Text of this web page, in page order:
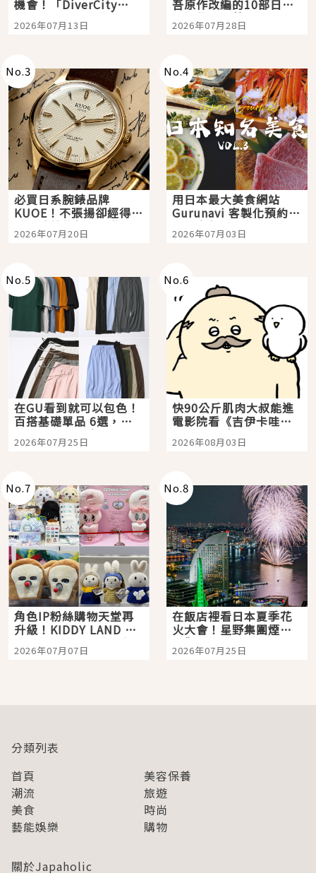
機會！「DiverCity
Tokyo Plaza」搭船、
購物、美食及夜景，一
2026年07月13日
吾原作改編的10部日本
影視作品推薦
2026年07月28日
No.3
必買日系腕錶品牌
KUOE！不張揚卻經得起
時間洗鍊的經典之作五
選
2026年07月20日
No.4
用日本最大美食網站
Gurunavi 客製化預約九
大都市餐廳，打造專屬
美食體驗！
2026年07月03日
No.5
在GU看到就可以包色！
百搭基礎單品 6選，閉
眼全收也不心疼
2026年07月25日
No.6
快90公斤肌肉大叔能進
電影院看《吉伊卡哇》
嗎？日本重金屬樂團
「打首」會長與nagano
2026年08月03日
No.7
角色IP粉絲購物天堂再
升級！KIDDY LAND 原
宿店吉伊卡哇迎客，新
開幕 OMOKADO 店3分
2026年07月07日
No.8
在飯店裡看日本夏季花
火大會！星野集團煙火
景觀飯店6選，讓你不用
人擠人悠閒欣賞
2026年07月25日
分類列表
首頁
美容保養
潮流
旅遊
美食
時尚
藝能娛樂
購物
關於Japaholic